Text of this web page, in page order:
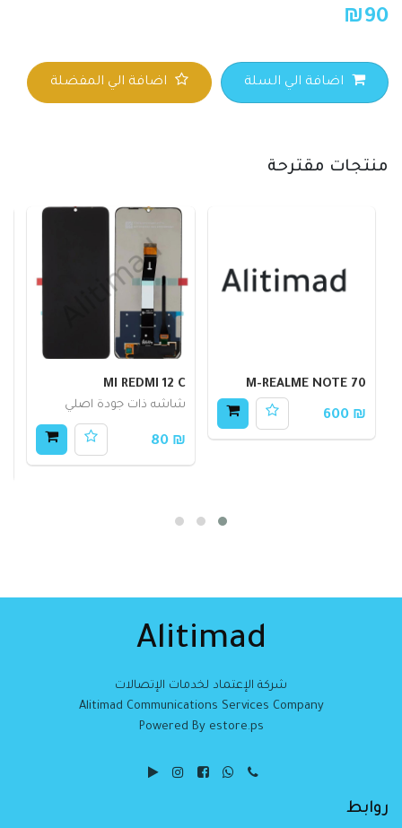
₪90
اضافة الي السلة اضافة الي المفضلة
منتجات مقترحة
M-REALME NOTE 70
₪ 600
MI REDMI 12 C
شاشه ذات جودة اصلي
₪ 80
Alitimad
شركة الإعتماد لخدمات الإتصالات
Alitimad Communications Services Company
Powered By estore.ps
روابط